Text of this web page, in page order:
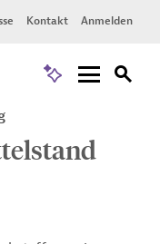
Kontakt Anmelden